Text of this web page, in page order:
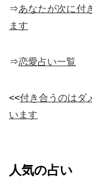
⇒あなたが次に付
ます
⇒恋愛占い一覧
<<付き合うのはダ
います
人気の占い